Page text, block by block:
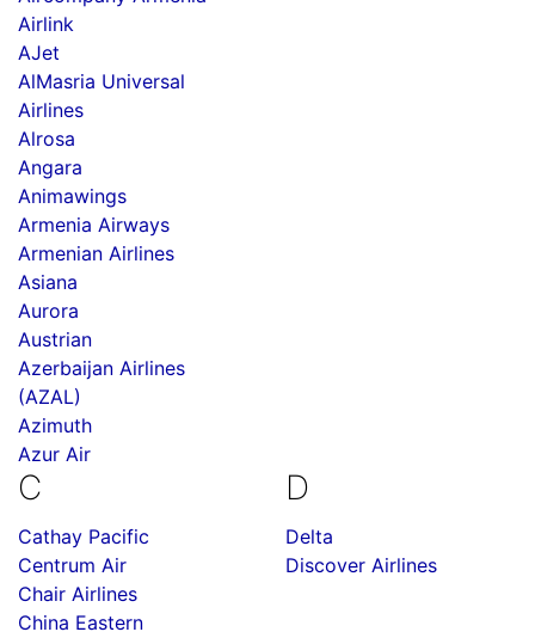
Airlink
AJet
AlMasria Universal
Airlines
Alrosa
Angara
Animawings
Armenia Airways
Armenian Airlines
Asiana
Aurora
Austrian
Azerbaijan Airlines
(AZAL)
Azimuth
Azur Air
C
Cathay Pacific
Centrum Air
Chair Airlines
China Eastern
D
Delta
Discover Airlines